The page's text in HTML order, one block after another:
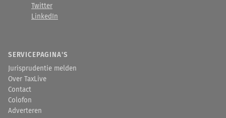
Twitter
LinkedIn
SERVICEPAGINA'S
Jurisprudentie melden
Over TaxLive
Contact
Colofon
Adverteren